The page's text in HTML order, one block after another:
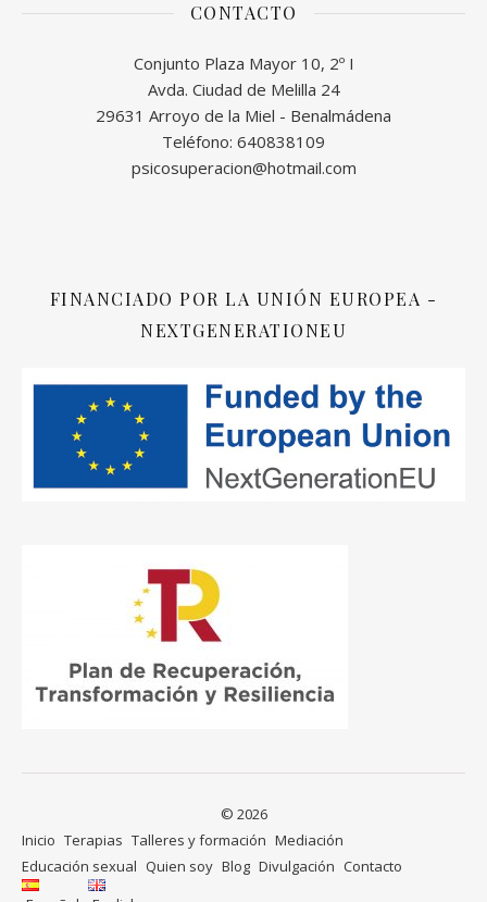
CONTACTO
Conjunto Plaza Mayor 10, 2º I
Avda. Ciudad de Melilla 24
29631 Arroyo de la Miel - Benalmádena
Teléfono: 640838109
psicosuperacion@hotmail.com
FINANCIADO POR LA UNIÓN EUROPEA -
NEXTGENERATIONEU
© 2026
Inicio Terapias Talleres y formación Mediación
Educación sexual Quien soy Blog Divulgación Contacto